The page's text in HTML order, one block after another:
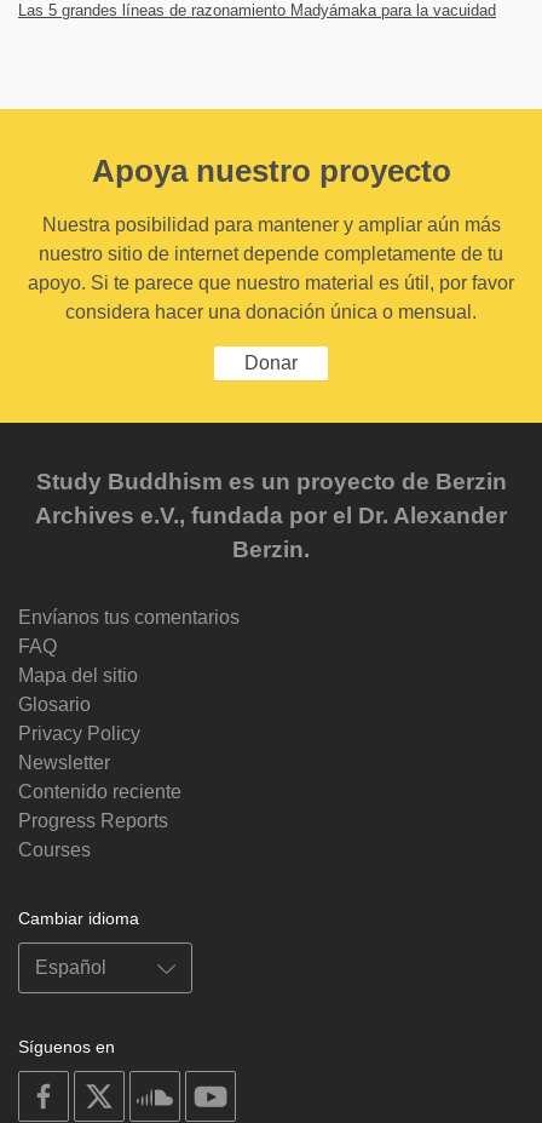
Las 5 grandes líneas de razonamiento Madyámaka para la vacuidad
Apoya nuestro proyecto
Nuestra posibilidad para mantener y ampliar aún más
nuestro sitio de internet depende completamente de tu
apoyo. Si te parece que nuestro material es útil, por favor
considera hacer una donación única o mensual.
Donar
Study Buddhism es un proyecto de Berzin
Archives e.V., fundada por el Dr. Alexander
Berzin.
Envíanos tus comentarios
FAQ
Mapa del sitio
Glosario
Privacy Policy
Newsletter
Contenido reciente
Progress Reports
Courses
Cambiar idioma
Síguenos en
on
facebook
soundcloud